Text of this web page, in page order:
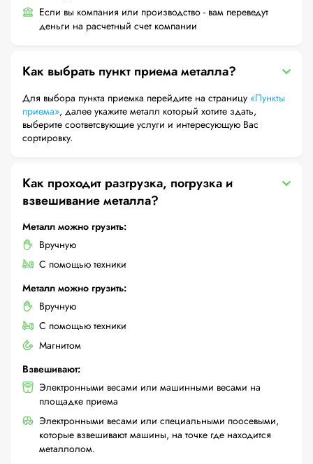
Если вы компания или производство - вам переведут
деньги на расчетный счет компании
Как выбрать пункт приема металла?
Для выбора пункта приемка перейдите на страницу «Пункты
приема», далее укажите металл который хотите здать,
выберите соответсвующие услуги и интересующую Вас
сортировку.
Как проходит разгрузка, погрузка и
взвешивание металла?
Металл можно грузить:
Вручную
С помощью техники
Металл можно грузить:
Вручную
С помощью техники
Магнитом
Взвешивают:
Электронными весами или машинными весами на
площадке приема
Электронными весами или специальными поосевыми,
которые взвешивают машины, на точке где находится
металлолом.